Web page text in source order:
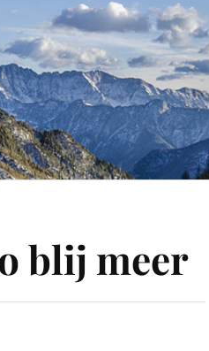
blij meer